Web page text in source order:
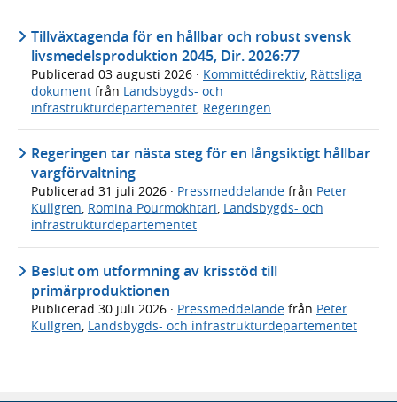
Tillväxtagenda för en hållbar och robust svensk
livsmedelsproduktion 2045, Dir. 2026:77
Publicerad 03 augusti 2026 · Kommittédirektiv, Rättsliga
dokument från Landsbygds- och
infrastrukturdepartementet Regeringen
Regeringen tar nästa steg för en långsiktigt hållbar
vargförvaltning
Publicerad 31 juli 2026 · Pressmeddelande från Peter
Kullgren, Romina Pourmokhtari, Landsbygds- och
infrastrukturdepartementet
Beslut om utformning av krisstöd till
primärproduktionen
Publicerad 30 juli 2026 · Pressmeddelande från Peter
Kullgren, Landsbygds- och infrastrukturdepartementet